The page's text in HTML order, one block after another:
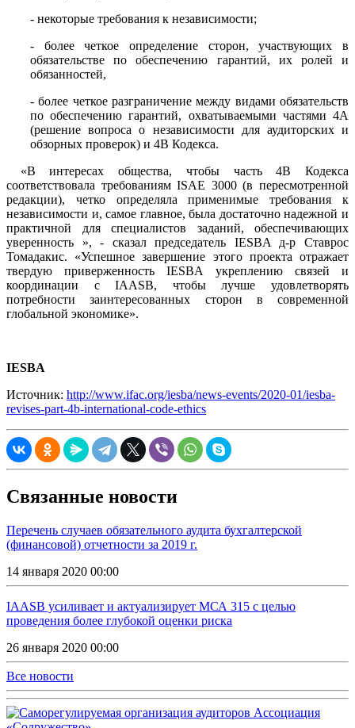
- некоторые требования к независимости;
- более четкое определение сторон, участвующих в
обязательстве по обеспечению гарантий, их ролей и
обязанностей,
- более четкое разграничение между видами обязательств
по обеспечению гарантий, охватываемыми частями 4А
(решение вопроса о независимости для аудиторских и
обзорных проверок) и 4B Кодекса.
«В интересах общества, чтобы часть 4B Кодекса
соответствовала требованиям ISAE 3000 (в пересмотренной
редакции), четко определяла применимые требования к
независимости и, самое главное, была достаточно надежной и
практичной для специалистов заданий, обеспечивающих
уверенность », - сказал председатель IESBA д-р Ставрос
Томадакис. «Успешное завершение этого проекта отражает
твердую приверженность IESBA укреплению связей и
координации с IAASB, чтобы лучше удовлетворять
потребности заинтересованных сторон в современной
глобальной экономике».
IESBA
Источник: http://www.ifac.org/iesba/news-events/2020-01/iesba-
revises-part-4b-international-code-ethics
Связанные новости
Перечень случаев обязательного аудита бухгалтерской
(финансовой) отчетности за 2019 г.
14 января 2020 00:00
IAASB усиливает и актуализирует МСА 315 с целью
проведения более глубокой оценки риска
26 января 2020 00:00
Все новости